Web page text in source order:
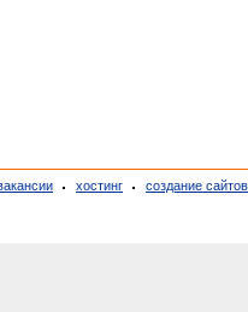
хостинг создание сайтов